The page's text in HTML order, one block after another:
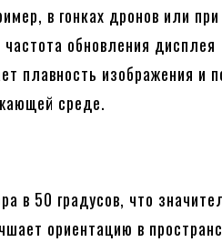
в гонках дронов или при
обновления дисплея
плавность изображения и
среде.
в 50 градусов, что
ориентацию в